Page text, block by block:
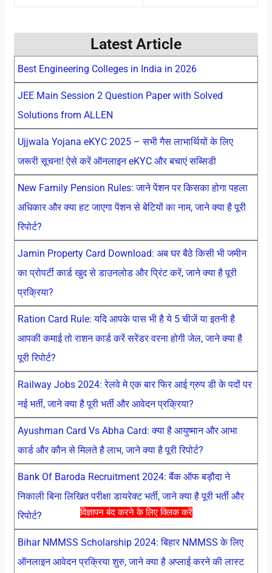
विज्ञापन बंद करने के लिए क्लिक करें
Latest Article
Best Engineering Colleges in India in 2026
JEE Main Session 2 Question Paper with Solved
Solutions from ALLEN
Ujjwala Yojana eKYC 2025 – सभी गैस लाभार्थियों के लिए
जरूरी सूचना! ऐसे करें ऑनलाइन eKYC और बचाएं सब्सिडी
New Family Pension Rules: जाने पेंशन पर किसका होगा पहला
अधिकार और क्या हट जाएगा पेंशन से बेटियों का नाम, जाने क्या है पूरी
रिपोर्ट?
Jamin Property Card Download: अब घर बैठे किसी भी जमीन
का प्रोपर्टी कार्ड खुद से डाउनलोड और प्रिंट करें, जाने क्या है पूरी
प्रक्रिया?
Ration Card Rule: यदि आपके पास भी है ये 5 चीजें या इतनी है
आपकी कमाई तो राशन कार्ड करें सरेंडर वरना होगी जेल, जाने क्या है
पूरी रिपोर्ट?
Railway Jobs 2024: रेलवे मे एक बार फिर आई ग्रुप डी के पदों पर
नई भर्ती, जाने क्या है पूरी भर्ती और आवेदन प्रक्रिया?
Ayushman Card Vs Abha Card: क्या है आयुष्मान और आभा
कार्ड और कौन से मिलते है लाभ, जाने क्या है पूरी रिपोर्ट?
Bank Of Baroda Recruitment 2024: बैंक ऑफ बड़ौदा ने
निकाली बिना लिखित परीक्षा डायरेक्ट भर्ती, जाने क्या है पूरी भर्ती और
रिपोर्ट?
Bihar NMMSS Scholarship 2024: बिहार NMMSS के लिए
ऑनलाइन आवेदन प्रक्रिया शुरु, जाने क्या है अप्लाई करने की लास्ट